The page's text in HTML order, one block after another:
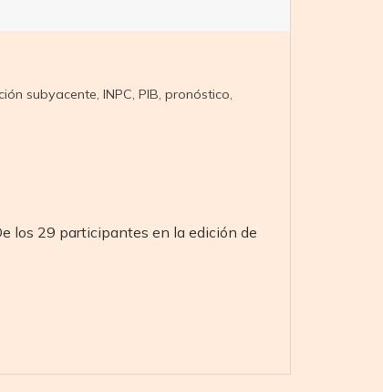
subyacente, INPC, PIB, pronóstico,
los 29 participantes en la edición de